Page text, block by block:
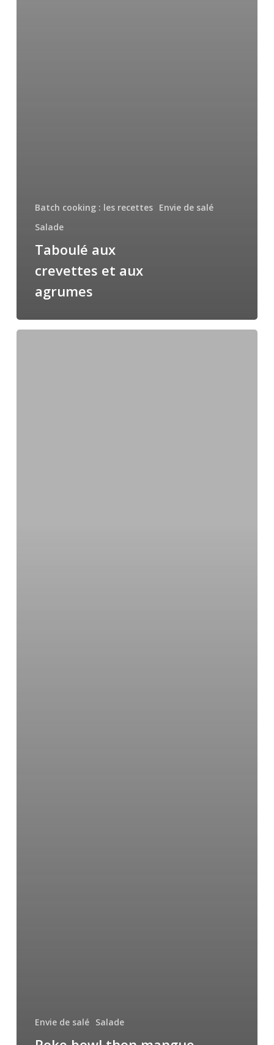
Batch cooking : les recettes Envie de salé
Salade
Taboulé aux
crevettes et aux
agrumes
Envie de salé Salade